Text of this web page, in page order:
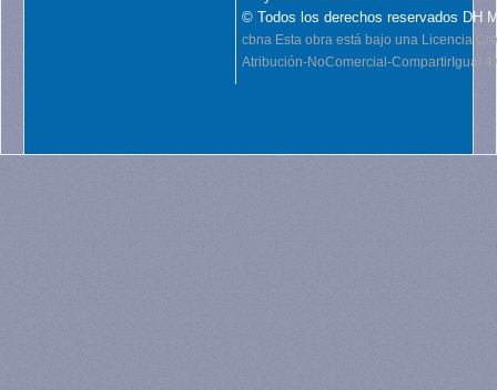
© Todos los derechos reservados DH
cbna Esta obra está bajo una Licencia
Atribución-NoComercial-CompartirIgual